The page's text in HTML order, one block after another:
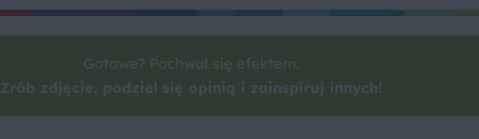
Gotowe? Pochwal się efektem.
Zrób zdjęcie, podziel się opinią i zainspiruj innych!